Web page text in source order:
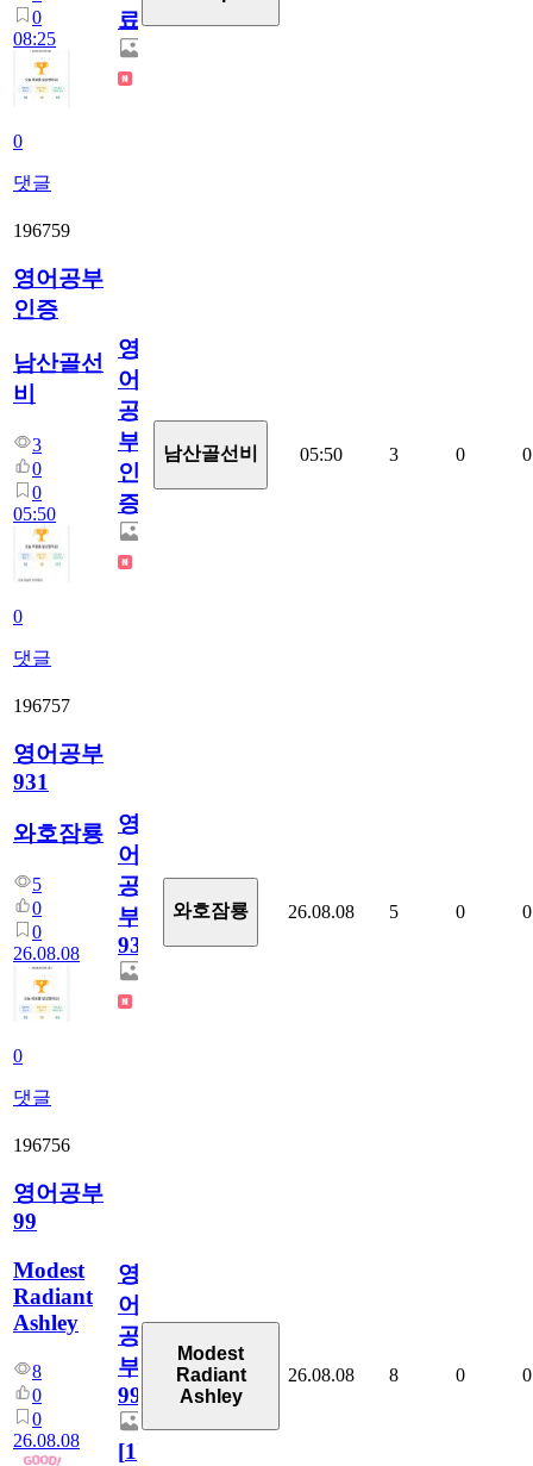
0
08:25
0
댓글
료
196759
영어공부
인증
남산골선
비
3
0
0
05:50
0
댓글
영
어
공
부
인
증
남산골선비 05:50 3 0 0
196757
영어공부
931
와호잠룡
5
0
0
26.08.08
0
댓글
영
어
공
부
931
와호잠룡 26.08.08 5 0 0
196756
영어공부
99
Modest
Radiant
Ashley
8
0
0
26.08.08
영
어
공
부
99
[1]
Modest
Radiant
Ashley
26.08.08 8 0 0